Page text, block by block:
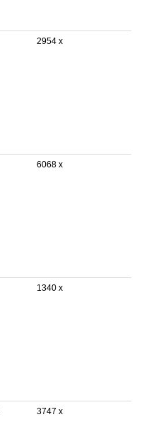
2954 x
6068 x
1340 x
3747 x